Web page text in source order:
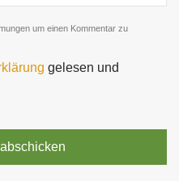
um einen Kommentar zu
gelesen und